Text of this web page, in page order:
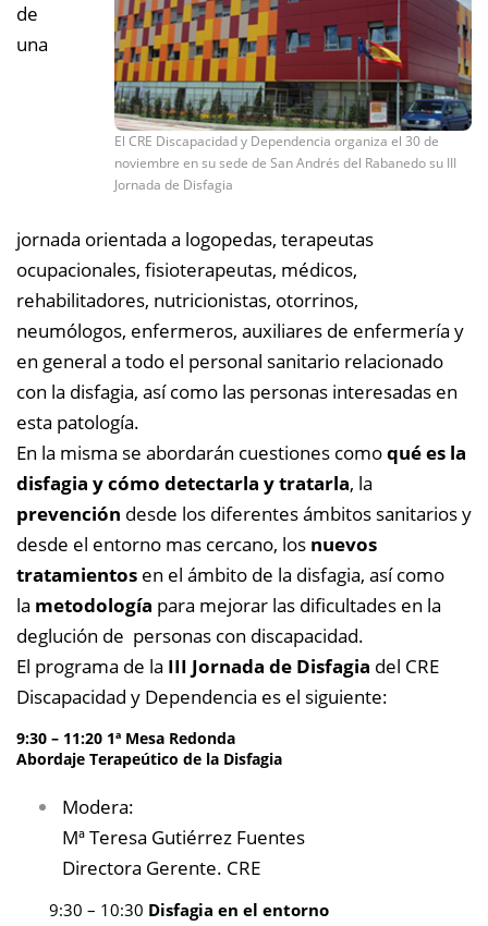
El CRE Discapacidad y Dependencia organiza el 30 de
noviembre en su sede de San Andrés del Rabanedo su III
Jornada de Disfagia
de
una
jornada orientada a logopedas, terapeutas
ocupacionales, fisioterapeutas, médicos,
rehabilitadores, nutricionistas, otorrinos,
neumólogos, enfermeros, auxiliares de enfermería y
en general a todo el personal sanitario relacionado
con la disfagia, así como las personas interesadas en
esta patología.
En la misma se abordarán cuestiones comoqué es la
disfagia y cómo detectarla y tratarla, la
prevención desde los diferentes ámbitos sanitarios y
desde el entorno mas cercano, los nuevos
tratamientos en el ámbito de la disfagia, así como
la metodología para mejorar las dificultades en la
deglución de personas con discapacidad.
El programa de la III Jornada de Disfagia del CRE
Discapacidad y Dependencia es el siguiente:
9:30 – 11:20 1ª Mesa Redonda
Abordaje Terapeútico de la Disfagia
Modera:
Mª Teresa Gutiérrez Fuentes
Directora Gerente. CRE
9:30 – 10:30 Disfagia en el entorno